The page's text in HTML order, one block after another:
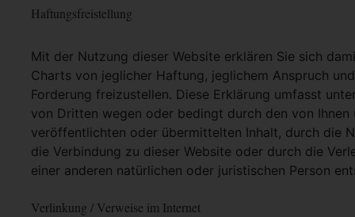
Haftungsfreistellung
Mit der Nutzung dieser Website erklären Sie sich
Charts von jeglicher Haftung, jeglichem Anspruch
Forderung freizustellen. Diese Erklärung umfasst
von Dritten wegen oder bedingt durch den von Ihnen
veröffentlichten oder übermittelten Inhalt, durch die
die Verbindung zu dieser Website oder durch die
einer anderen natürlichen oder juristischen Person
Verlinkung / Verweise im Internet